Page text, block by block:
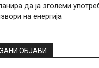
да ја зголеми
на енергија
ОБЈАВИ